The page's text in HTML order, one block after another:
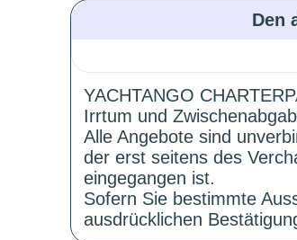
Den
YACHTANGO
Irrtum und
Alle Angebote sind
der erst seitens des
eingegangen ist.
Sofern Sie bestimmte
ausdrücklichen